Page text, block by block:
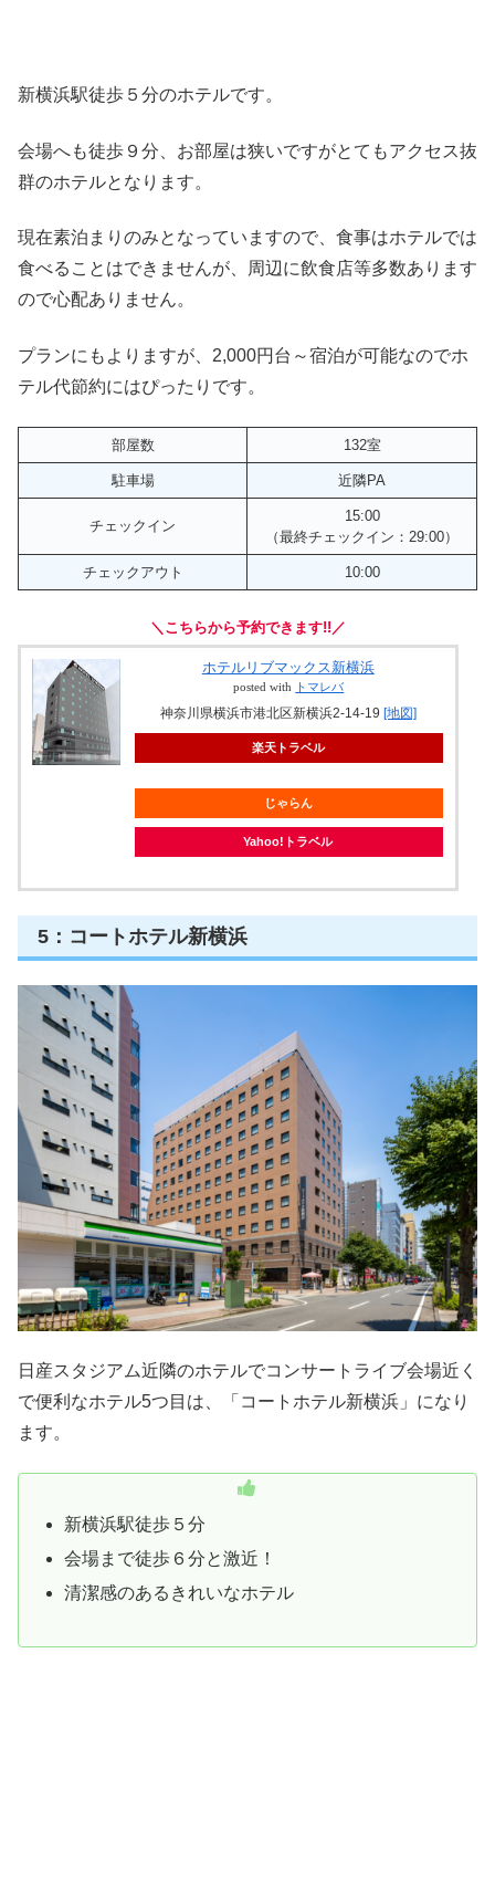
新横浜駅徒歩５分のホテルです。
会場へも徒歩９分、お部屋は狭いですがとてもアクセス抜
群のホテルとなります。
現在素泊まりのみとなっていますので、食事はホテルでは
食べることはできませんが、周辺に飲食店等多数あります
ので心配ありません。
プランにもよりますが、2,000円台～宿泊が可能なのでホ
テル代節約にはぴったりです。
部屋数 132室
駐車場 近隣PA
チェックイン
15:00
（最終チェックイン：29:00）
チェックアウト 10:00
＼こちらから予約できます!!／
ホテルリブマックス新横浜
posted with トマレバ
神奈川県横浜市港北区新横浜2-14-19 [地図]
楽天トラベル
じゃらん
Yahoo!トラベル
5：コートホテル新横浜
日産スタジアム近隣のホテルでコンサートライブ会場近く
で便利なホテル5つ目は、「コートホテル新横浜」になり
ます。
新横浜駅徒歩５分
会場まで徒歩６分と激近！
清潔感のあるきれいなホテル